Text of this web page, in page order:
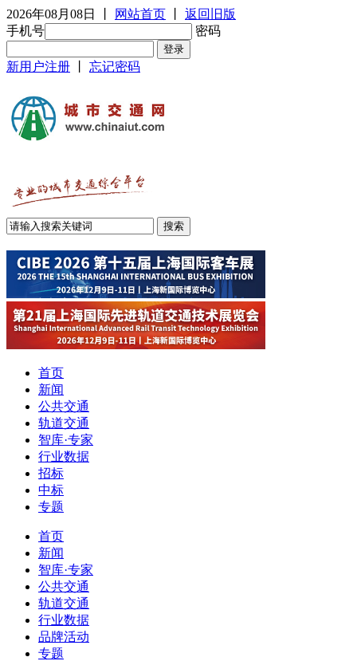
2026年08月08日 网站首页
返回旧版
手机号
密码
新用户注册 忘记密码
首页
新闻
公共交通
轨道交通
智库·专家
行业数据
招标
中标
专题
首页
新闻
智库·专家
公共交通
轨道交通
行业数据
品牌活动
专题